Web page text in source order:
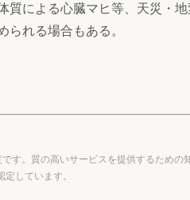
質による心臓マヒ等、天災・
れる場合もある。
す。質の高いサービスを提供するための
しています。